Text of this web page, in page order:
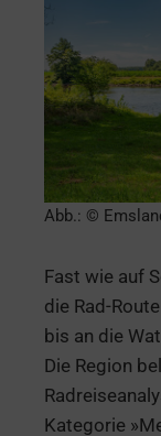
Abb.: ©
Fast wie auf
die Rad-
bis an die
Die Region
Kategorie